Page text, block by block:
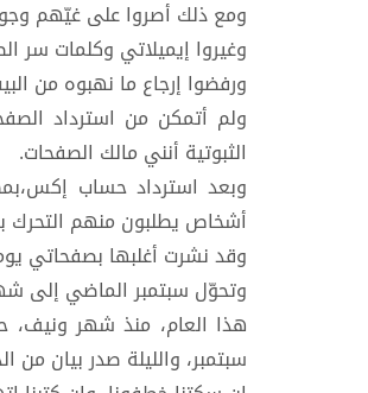
ومع ذلك أصروا على غيّهم
وغيروا إيميلاتي وكلمات
ورفضوا إرجاع ما نهبوه من
ولم أتمكن من استرداد
الثبوتية أنني مالك الصفحات.
وبعد استرداد حساب
أشخاص يطلبون منهم التحرك
وقد نشرت أغلبها بصفحاتي
وتحوّل سبتمبر الماضي إلى
سبتمبر، والليلة صدر بيان من